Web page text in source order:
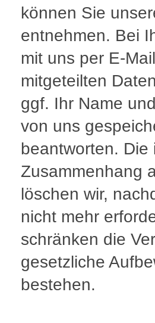
können Sie
entnehmen. Bei
mit uns per E-
mitgeteilten
ggf. Ihr Name
von uns
beantworten. Die
Zusammenhang
löschen wir,
nicht mehr
schränken die
gesetzliche
bestehen.